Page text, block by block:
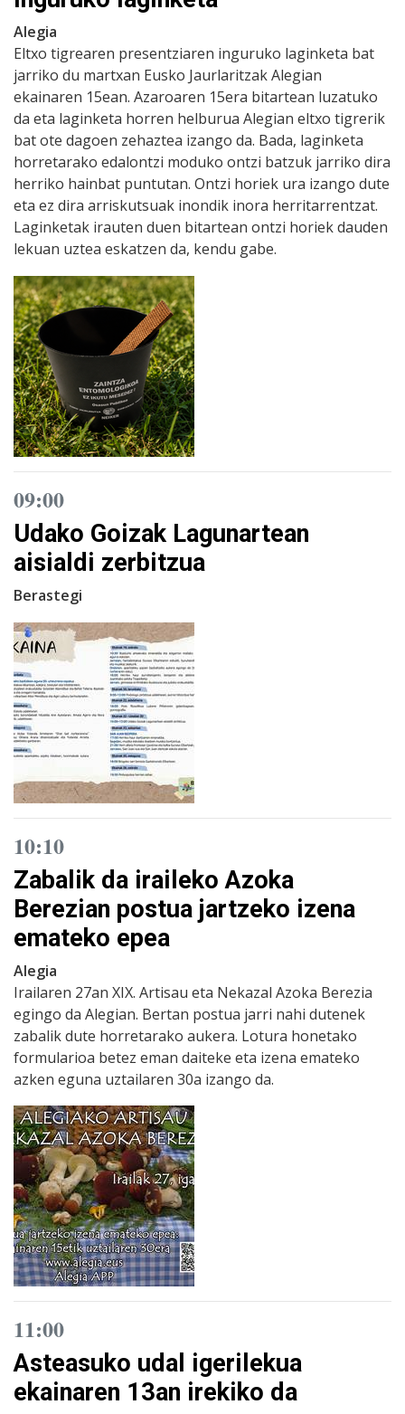
Alegia
Eltxo tigrearen presentziaren inguruko laginketa bat
jarriko du martxan Eusko Jaurlaritzak Alegian
ekainaren 15ean. Azaroaren 15era bitartean luzatuko
da eta laginketa horren helburua Alegian eltxo tigrerik
bat ote dagoen zehaztea izango da. Bada, laginketa
horretarako edalontzi moduko ontzi batzuk jarriko dira
herriko hainbat puntutan. Ontzi horiek ura izango dute
eta ez dira arriskutsuak inondik inora herritarrentzat.
Laginketak irauten duen bitartean ontzi horiek dauden
lekuan uztea eskatzen da, kendu gabe.
09:00
Udako Goizak Lagunartean
aisialdi zerbitzua
Berastegi
10:10
Zabalik da iraileko Azoka
Berezian postua jartzeko izena
emateko epea
Alegia
Irailaren 27an XIX. Artisau eta Nekazal Azoka Berezia
egingo da Alegian. Bertan postua jarri nahi dutenek
zabalik dute horretarako aukera. Lotura honetako
formularioa betez eman daiteke eta izena emateko
azken eguna uztailaren 30a izango da.
11:00
Asteasuko udal igerilekua
ekainaren 13an irekiko da